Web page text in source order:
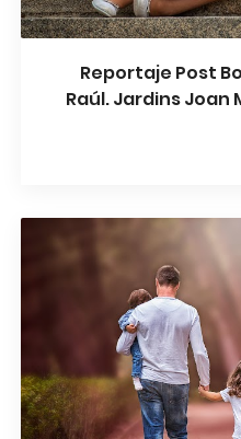
Reportaje Post
Raúl. Jardins